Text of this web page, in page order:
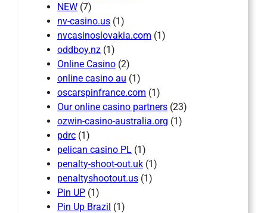
NEW (7)
nv-casino.us (1)
nvcasinoslovakia.com (1)
oddboy.nz (1)
Online Casino (2)
online casino au (1)
oscarspinfrance.com (1)
Our online casino partners (23)
ozwin-casino-australia.org (1)
pdrc (1)
pelican casino PL (1)
penalty-shoot-out.uk (1)
penaltyshootout.us (1)
Pin UP (1)
Pin Up Brazil (1)